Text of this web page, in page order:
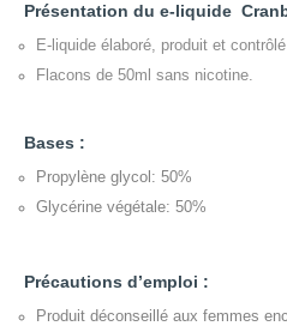
Présentation du e-liquide
E-liquide élaboré, produit et contrôlé
Flacons de 50ml sans nicotine.
Bases :
Propylène glycol: 50%
Glycérine végétale: 50%
Précautions d’emploi :
Produit déconseillé aux femmes